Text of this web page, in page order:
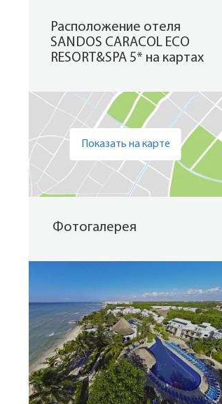
Расположение отеля
SANDOS CARACOL ECO
RESORT&SPA 5* на картах
Показать на карте
Фотогалерея